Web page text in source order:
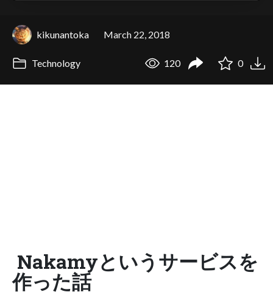
kikunantoka March 22, 2018
Technology 120 0
Nakamyというサービスを
作った話